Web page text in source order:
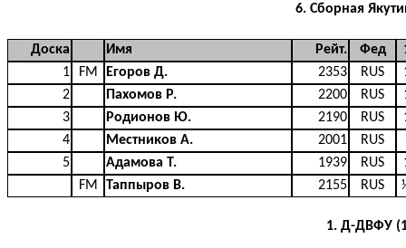
6. Сборная
Доска Имя Рейт. Фед
1
FM Егоров Д. 2353 RUS
2
Пахомов Р. 2200 RUS
3
Родионов Ю. 2190 RUS
4
Местников А. 2001
RUS
5
Адамова Т. 1939 RUS
FM
Таппыров В. 2155 RUS
1. Д-ДВФУ